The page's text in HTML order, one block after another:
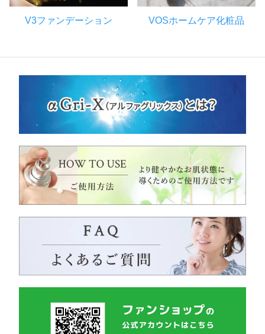
V3ファンデーション VOSホームケア化粧品